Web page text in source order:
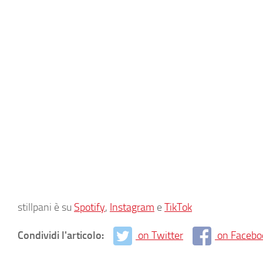
stillpani è su Spotify, Instagram eTikTok
Condividi l'articolo: on Twitter on